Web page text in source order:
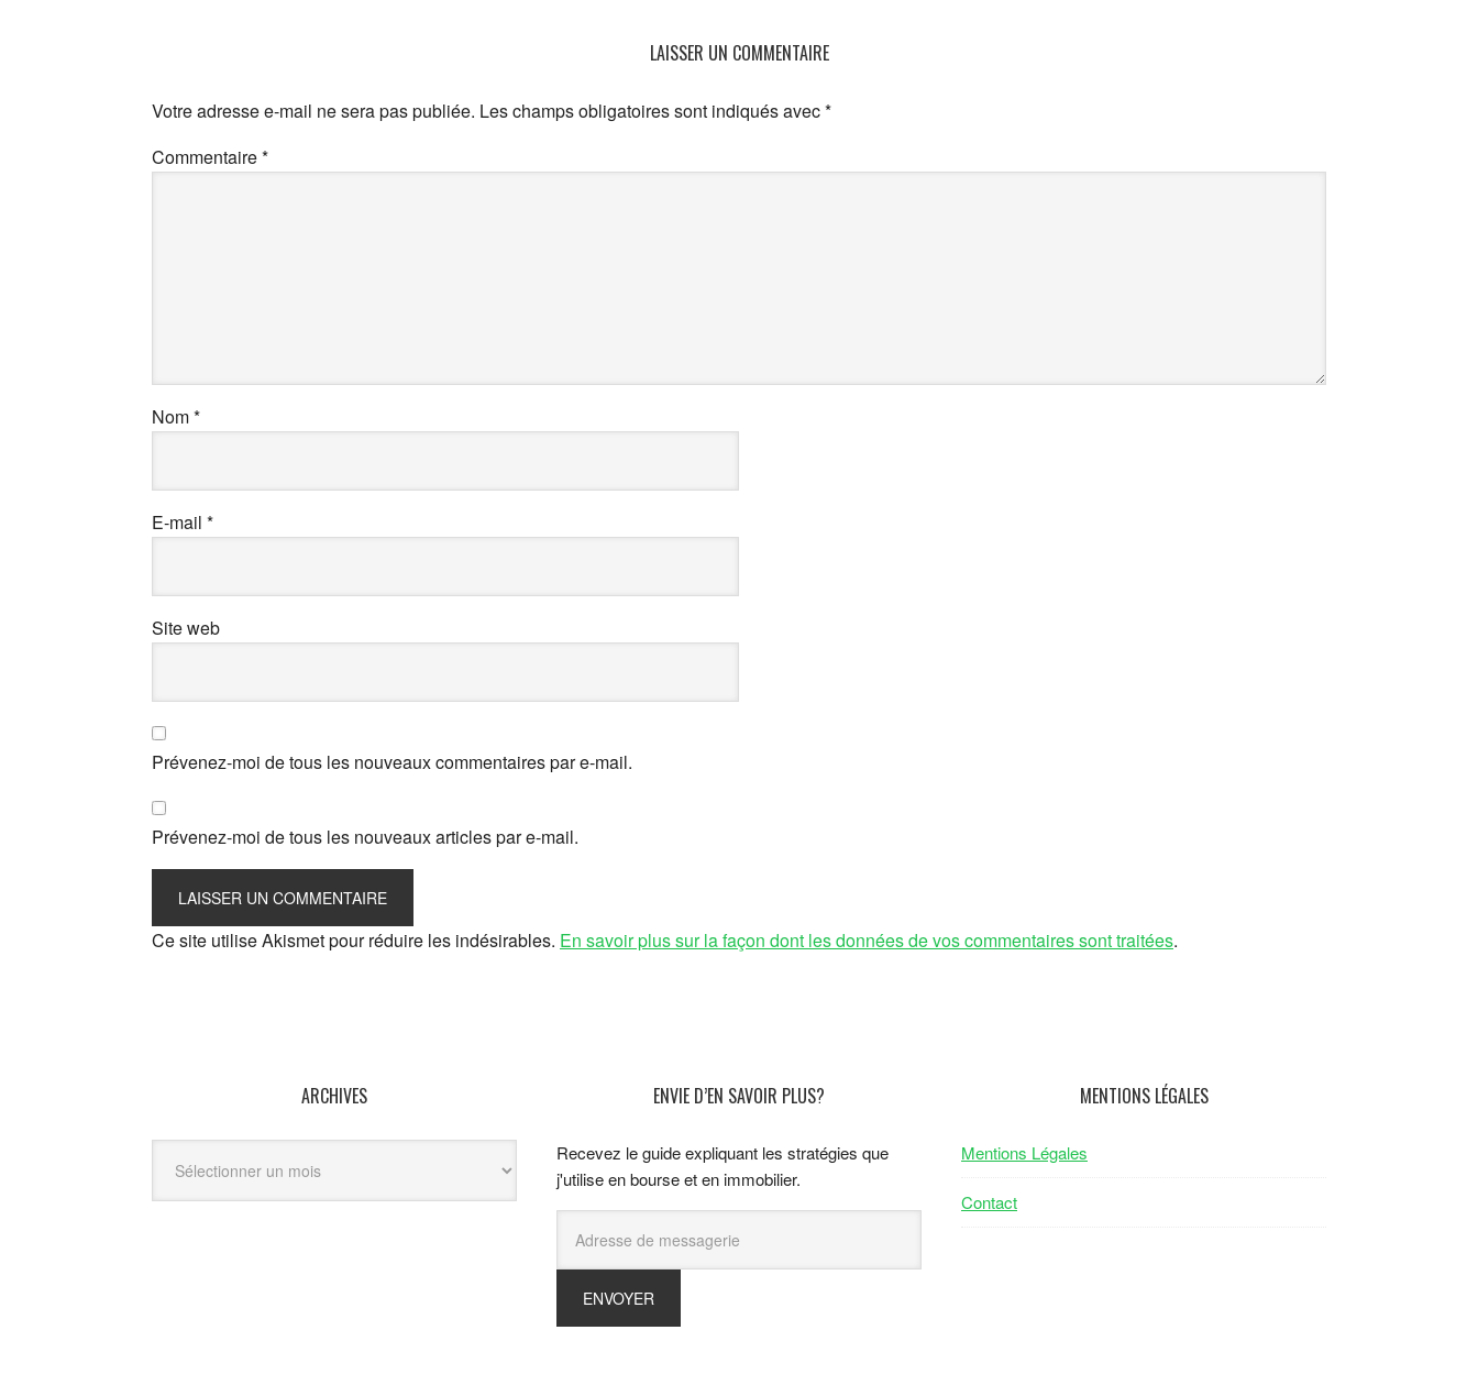
LAISSER UN COMMENTAIRE
Votre adresse e-mail ne sera pas publiée. Les champs obligatoires sont indiqués avec*
Commentaire*
Nom*
E-mail *
Site web
Prévenez-moi de tous les nouveaux commentaires par e-mail.
Prévenez-moi de tous les nouveaux articles par e-mail.
Ce site utilise Akismet pour réduire les indésirables. En savoir plus sur la façon dont les données de vos commentaires sont traitées.
ARCHIVES ENVIE D’EN SAVOIR PLUS?
Recevez le guide expliquant les stratégies que
j'utilise en bourse et en immobilier.
MENTIONS LÉGALES
Mentions Légales
Contact